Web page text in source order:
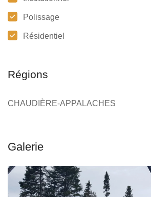
Polissage
Résidentiel
Régions
CHAUDIÈRE-APPALACHES